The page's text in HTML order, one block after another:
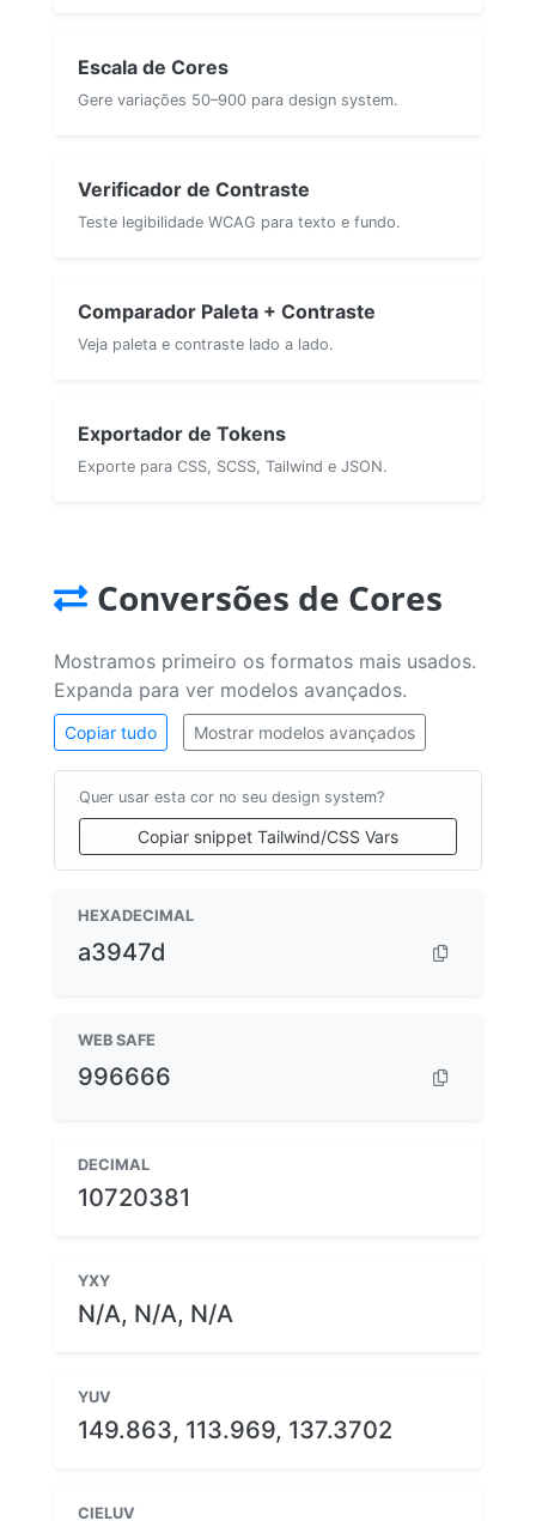
Escala de Cores
Gere variações 50–900 para design system.
Verificador de Contraste
Teste legibilidade WCAG para texto e fundo.
Comparador Paleta + Contraste
Veja paleta e contraste lado a lado.
Exportador de Tokens
Exporte para CSS, SCSS, Tailwind e JSON.
Conversões de Cores
Mostramos primeiro os formatos mais usados.
Expanda para ver modelos avançados.
Copiar tudo Mostrar modelos avançados
Quer usar esta cor no seu design system?
Copiar snippet Tailwind/CSS Vars
HEXADECIMAL
a3947d
WEB SAFE
996666
DECIMAL
10720381
YXY
N/A, N/A, N/A
YUV
149.863, 113.969, 137.3702
CIELUV